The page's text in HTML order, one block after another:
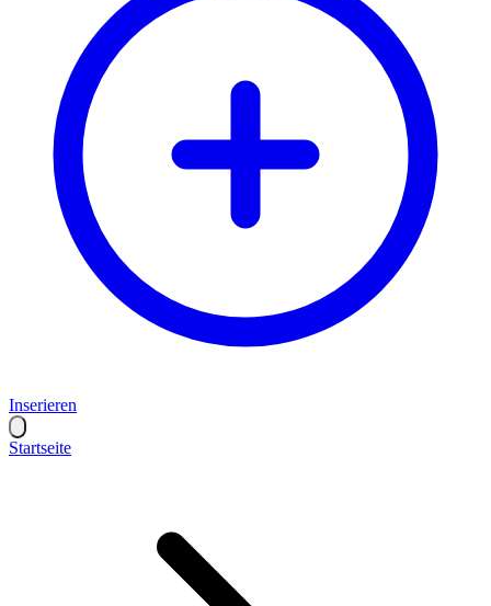
Inserieren
Startseite